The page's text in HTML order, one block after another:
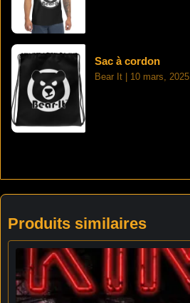
Sac à cordon
Bear It 10 mars, 2025
Produits similaires